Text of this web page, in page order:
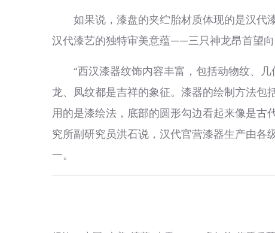
如果说，漆盘的夹纻胎材质体现的是汉代
汉代漆艺的独特审美意蕴——三只神龙昂首望
“西汉漆器纹饰内容丰富，包括动物纹、几
龙、凤纹都是吉祥的象征。漆器的绘制方法包
用的是漆绘法，底部的圆形勾边看起来像是古
究所副研究员洪石说，汉代官营漆器生产由各
一。